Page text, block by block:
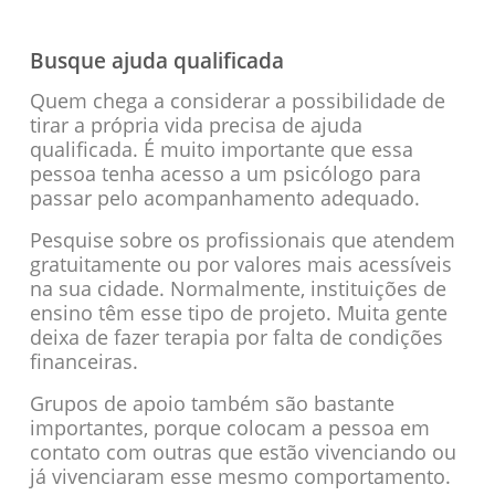
Busque ajuda qualificada
Quem chega a considerar a possibilidade de
tirar a própria vida precisa de ajuda
qualificada. É muito importante que essa
pessoa tenha acesso a um psicólogo para
passar pelo acompanhamento adequado.
Pesquise sobre os profissionais que atendem
gratuitamente ou por valores mais acessíveis
na sua cidade. Normalmente, instituições de
ensino têm esse tipo de projeto. Muita gente
deixa de fazer terapia por falta de condições
financeiras.
Grupos de apoio também são bastante
importantes, porque colocam a pessoa em
contato com outras que estão vivenciando ou
já vivenciaram esse mesmo comportamento.